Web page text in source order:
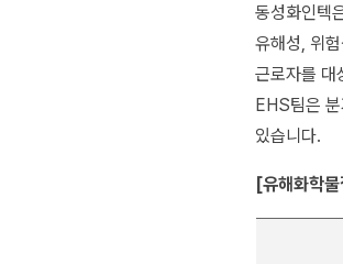
동성화인텍
유해성, 위
근로자를 대
EHS팀은
있습니다.
[유해화학